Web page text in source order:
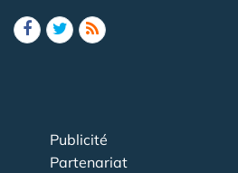
Publicité
Partenariat